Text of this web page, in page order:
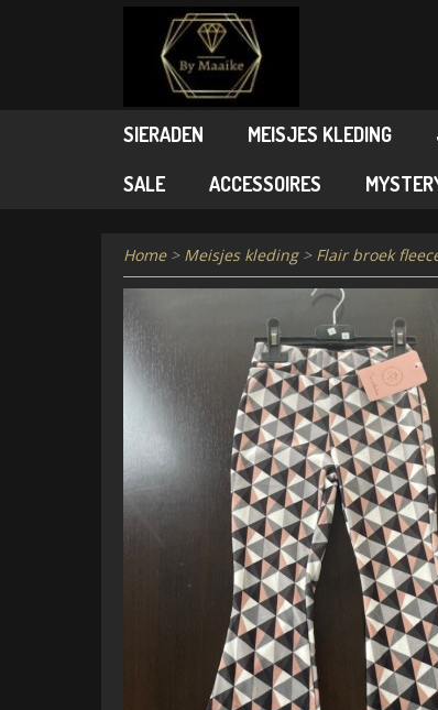
SIERADEN MEISJES KLEDING
SALE ACCESSOIRES
Home> Meisjes kleding> Flair broek